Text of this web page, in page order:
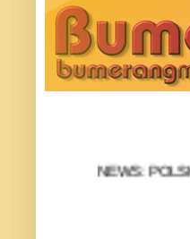
NEWS: POLSKA: